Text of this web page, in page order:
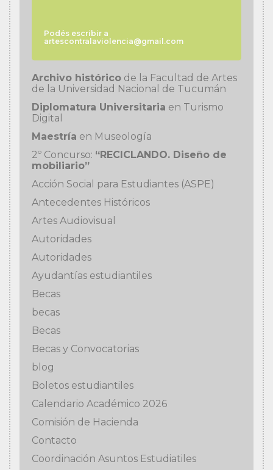
Podés escribir a
artescontralaviolencia@gmail.com
Archivo histórico de la Facultad de Artes
de la Universidad Nacional de Tucumán
Diplomatura Universitaria en Turismo
Digital
Maestría en Museología
2º Concurso: “RECICLANDO. Diseño de
mobiliario”
Acción Social para Estudiantes (ASPE)
Antecedentes Históricos
Artes Audiovisual
Autoridades
Autoridades
Ayudantías estudiantiles
Becas
becas
Becas
Becas y Convocatorias
blog
Boletos estudiantiles
Calendario Académico 2026
Comisión de Hacienda
Contacto
Coordinación Asuntos Estudiatiles